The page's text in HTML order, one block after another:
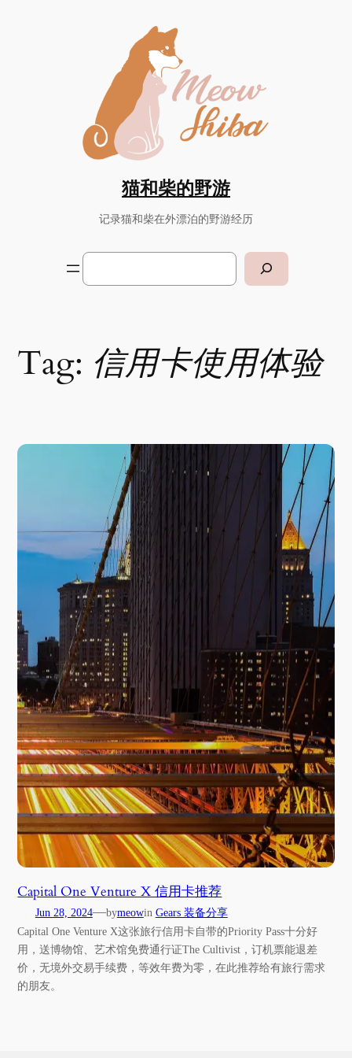
猫和柴的野游
记录猫和柴在外漂泊的野游经历
Search
Tag: 信用卡使用体验
Capital One Venture X 信用卡推荐
Jun 28, 2024—bymeowin Gears 装备分享
Capital One Venture X这张旅行信用卡自带的Priority Pass十分好
用，送博物馆、艺术馆免费通行证The Cultivist，订机票能退差
价，无境外交易手续费，等效年费为零，在此推荐给有旅行需求
的朋友。